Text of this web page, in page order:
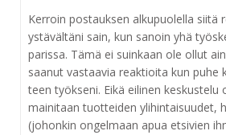
Kerroin postauksen alkupuolella siitä
ystävältäni sain, kun sanoin yhä
parissa. Tämä ei suinkaan ole ollut
saanut vastaavia reaktioita kun puhe
teen työkseni. Eikä eilinen keskustelu
mainitaan tuotteiden ylihintaisuudet,
(johonkin ongelmaan apua etsivien